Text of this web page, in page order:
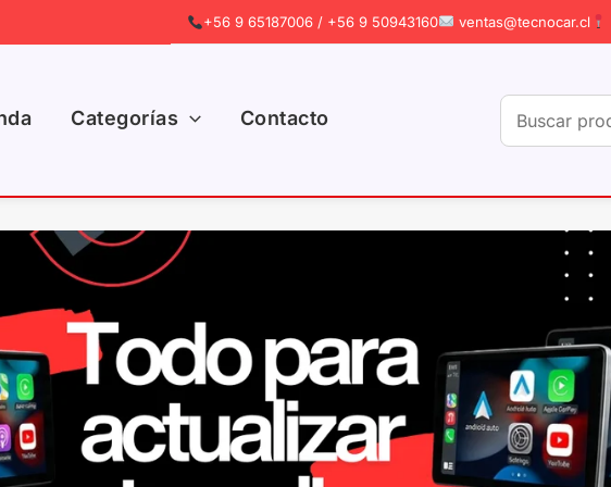
+56 9 65187006 / +56 9 50943160 ventas@tecnocar.cl
Categorías Contacto